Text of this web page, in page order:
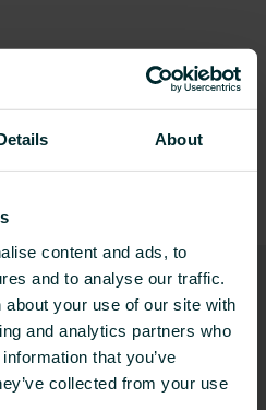
About
content and ads, to
and to analyse our traffic.
your use of our site with
and analytics partners who
that you’ve
collected from your use
auttaa
asentaja, arkkitehti,
valitse kategoria ja
mielellämme.